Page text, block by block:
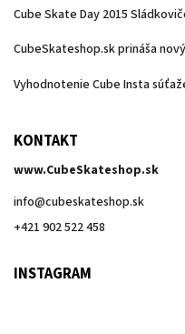
Cube Skate Day 2015
CubeSkateshop.sk prináša
Vyhodnotenie Cube Insta
KONTAKT
www.CubeSkateshop.sk
info@cubeskateshop.sk
+421 902 522 458
INSTAGRAM